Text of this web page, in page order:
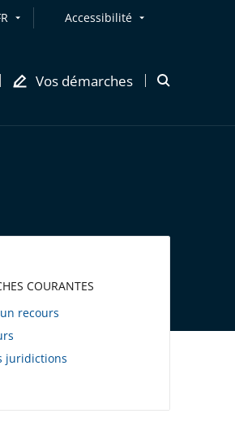
Accessibilité
Vos démarches
Ouvrir
COURANTES
recours
juridictions